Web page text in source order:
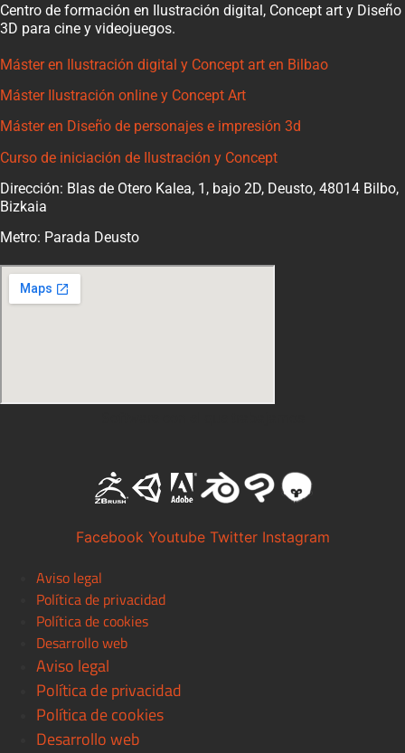
Centro de formación en Ilustración digital, Concept art y Diseño
3D para cine y videojuegos.
Máster en Ilustración digital y Concept art en Bilbao
Máster Ilustración online y Concept Art
Máster en Diseño de personajes e impresión 3d
Curso de iniciación de Ilustración y Concept
Dirección: Blas de Otero Kalea, 1, bajo 2D, Deusto, 48014 Bilbo,
Bizkaia
Metro: Parada Deusto
Facebook Youtube Twitter Instagram
Aviso legal
Política de privacidad
Política de cookies
Desarrollo web
Aviso legal
Política de privacidad
Política de cookies
Desarrollo web